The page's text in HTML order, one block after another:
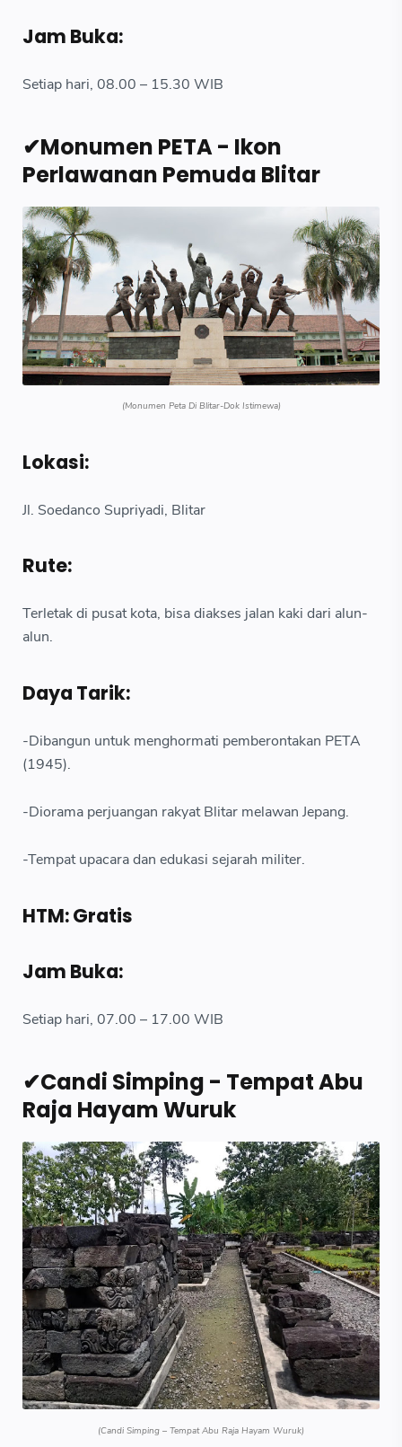
Jam Buka:
Setiap hari, 08.00 – 15.30 WIB
✔Monumen PETA - Ikon
Perlawanan Pemuda Blitar
(Monumen Peta Di Blitar-Dok Istimewa)
Lokasi:
Jl. Soedanco Supriyadi, Blitar
Rute:
Terletak di pusat kota, bisa diakses jalan kaki dari alun-
alun.
Daya Tarik:
-Dibangun untuk menghormati pemberontakan PETA
(1945).
-Diorama perjuangan rakyat Blitar melawan Jepang.
-Tempat upacara dan edukasi sejarah militer.
HTM: Gratis
Jam Buka:
Setiap hari, 07.00 – 17.00 WIB
✔Candi Simping - Tempat Abu
Raja Hayam Wuruk
(Candi Simping – Tempat Abu Raja Hayam Wuruk)